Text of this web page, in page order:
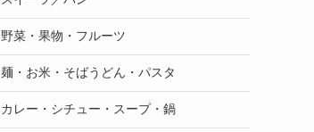
野菜・果物・フルーツ
麺・お米・そばうどん・パスタ
カレー・シチュー・スープ・鍋